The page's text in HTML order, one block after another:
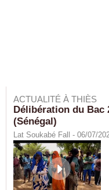
ACTUALITÉ À THIÈS
Délibération du Bac
(Sénégal)
Lat Soukabé Fall - 06/07/